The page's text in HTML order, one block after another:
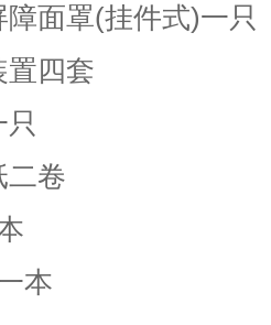
面罩(挂件式)一只
置四套
二卷
本